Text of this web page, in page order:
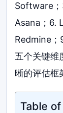
Software
Asana；6.
Redmine；
五个关键维
晰的评估框
Table